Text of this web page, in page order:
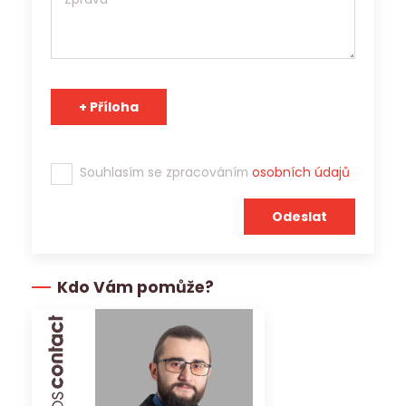
Souhlasím se zpracováním osobních údajů
Kdo Vám pomůže?